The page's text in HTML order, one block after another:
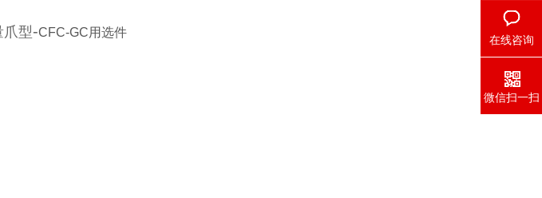
型-CFC-GC用选件
在线咨询
微信扫一扫